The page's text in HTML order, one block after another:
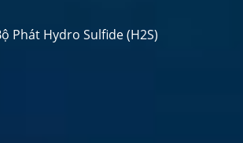
Phát Hydro Sulfide (H2S)